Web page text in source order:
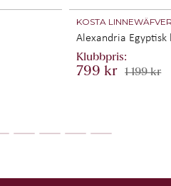
Alexandria
KOSTA
799 kr 1 199 kr